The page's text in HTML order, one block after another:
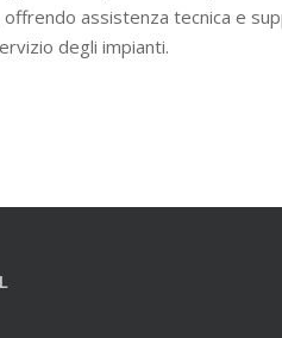
assistenza tecnica e
degli impianti.